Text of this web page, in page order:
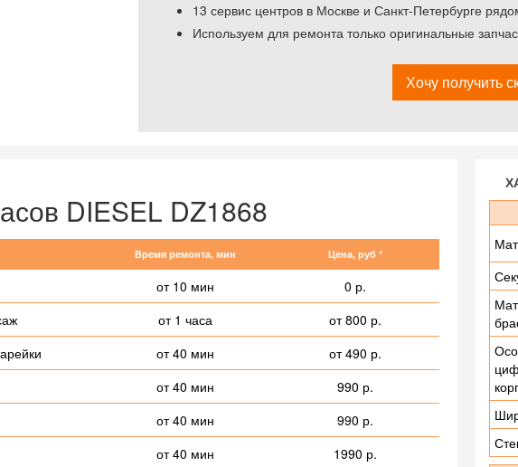
13 сервис центров в Москве и Санкт-Петербурге
Используем для ремонта только оригинальные
Хочу получить
DIESEL DZ1868
Время ремонта, мин Цена, руб *
от 10 мин
0 р.
от 1 часа
от 800 р.
от 40 мин
от 490 р.
от 40 мин
990 р.
от 40 мин
990 р.
от 40 мин
1990 р.